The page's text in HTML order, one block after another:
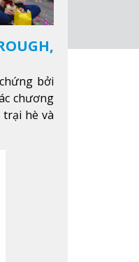
bởi
chương
hè và